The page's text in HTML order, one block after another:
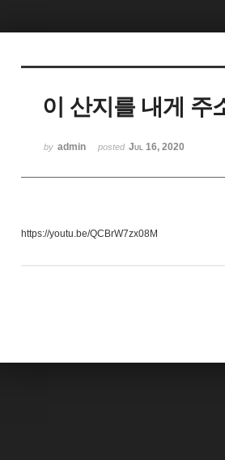
이 산지를 내게 주
by admin posted Jul 16, 2020
https://youtu.be/QCBrW7zx08M
5
5